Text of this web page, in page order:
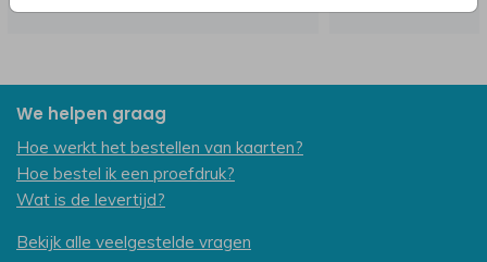
We helpen graag
Hoe werkt het bestellen van kaarten?
Hoe bestel ik een proefdruk?
Wat is de levertijd?
Bekijk alle veelgestelde vragen